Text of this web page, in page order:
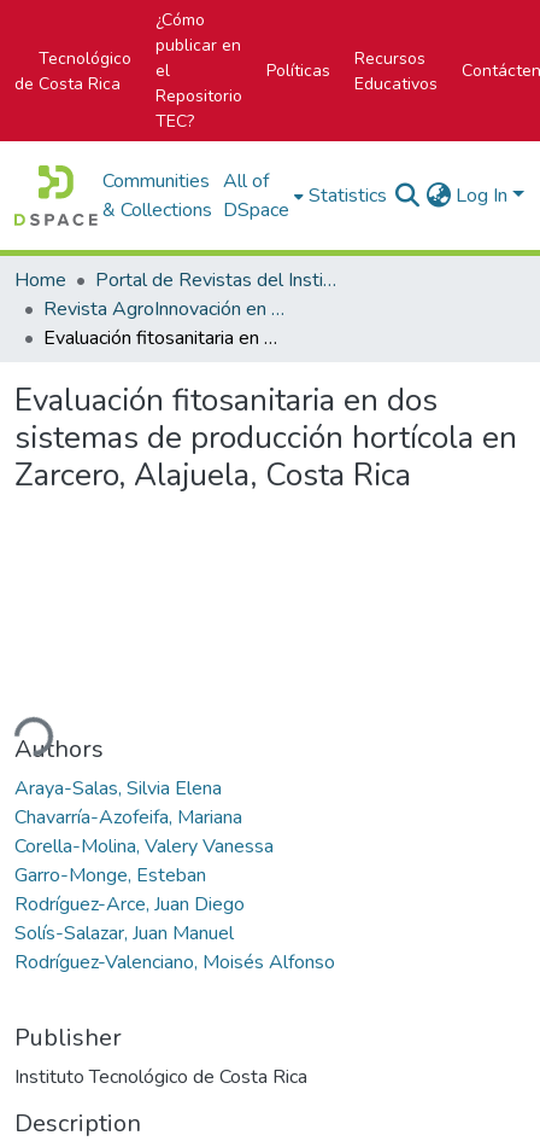
Tecnológico
de Costa Rica
¿Cómo
publicar en
el
Repositorio
TEC?
Políticas
Recursos
Educativos
Communities
& Collections
All of
DSpace
Statistics Log In
Home
Portal de Revistas del Instituto Tecnológico de Costa Rica
Revista AgroInnovación en el trópico húmedo
Evaluación fitosanitaria en dos sistemas de producción hortícola en Zarcero, Alajuela, Costa Rica
Evaluación fitosanitaria en dos
sistemas de producción hortícola en
Zarcero, Alajuela, Costa Rica
Authors
Araya-Salas, Silvia Elena
Chavarría-Azofeifa, Mariana
Corella-Molina, Valery Vanessa
Garro-Monge, Esteban
Rodríguez-Arce, Juan Diego
Solís-Salazar, Juan Manuel
Rodríguez-Valenciano, Moisés Alfonso
Publisher
Instituto Tecnológico de Costa Rica
Description